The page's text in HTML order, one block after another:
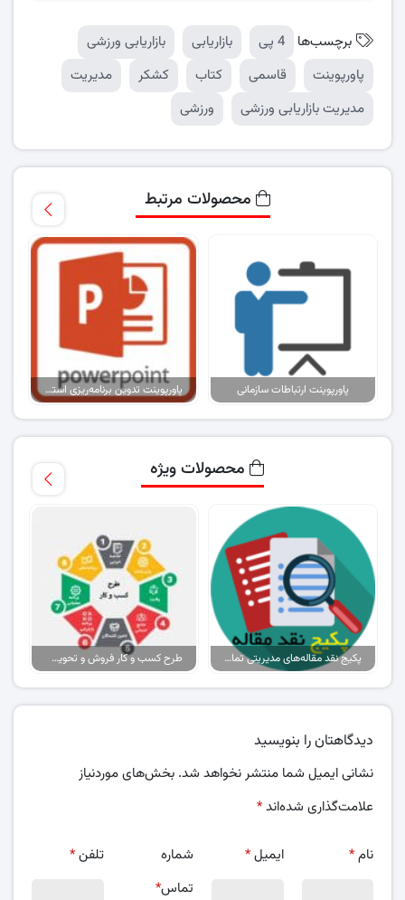
برچسب‌ها 4 پی بازاریابی
بازاریابی ورزشی
پاورپوینت
قاسمی کتاب کشکر
مدیریت
مدیریت بازاریابی ورزشی
ورزشی
محصولات مرتبط
پاورپوینت ارتباطات سازمانی پاورپوینت تدوین برنامه‌ریزی استراتژیک شرکت تولیدی نخ و قرقره گـ..
محصولات ویژه
پکیج نقد مقاله‌های مدیریتی تمام گرایش‌ها طرح کسب و کار فروش و تحویل پیتزا در ایران
دیدگاهتان را بنویسید
نشانی ایمیل شما منتشر نخواهد شد. بخش‌های موردنیاز
علامت‌گذاری شده‌اند*
نام* ایمیل*
شماره
تماس*
تلفن*